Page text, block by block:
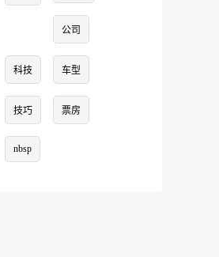
公司
科技 车型
技巧 票房
nbsp